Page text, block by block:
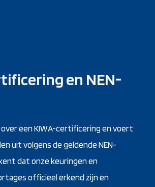
en NEN-
over een KIWA-certificering en voert
uit volgens de geldende NEN-
dat onze keuringen en
officieel erkend zijn en